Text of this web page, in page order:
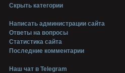
Скрыть категории
Написать администрации сайта
Ответы на вопросы
Статистика сайта
Последние комментарии
Наш чат в Telegram